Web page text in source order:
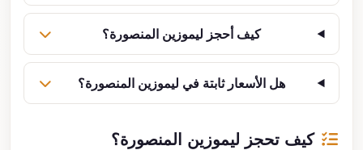
كيف أحجز ليموزين المنصورة؟
هل الأسعار ثابتة في ليموزين المنصورة؟
كيف تحجز ليموزين المنصورة؟